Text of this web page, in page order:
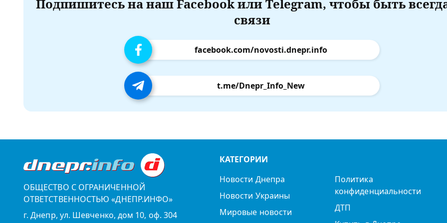
Подпишитесь на наш Facebook или Telegram, чтобы быть
связи
facebook.com/novosti.dnepr.info
t.me/Dnepr_Info_New
ОБЩЕСТВО С ОГРАНИЧЕННОЙ
ОТВЕТСТВЕННОСТЬЮ «ДНЕПР.ИНФО»
г. Днепр, ул. Шевченко, дом 10, оф. 304
КАТЕГОРИИ
Новости Днепра
Новости Украины
Мировые новости
Политика
конфиденциальности
ДТП